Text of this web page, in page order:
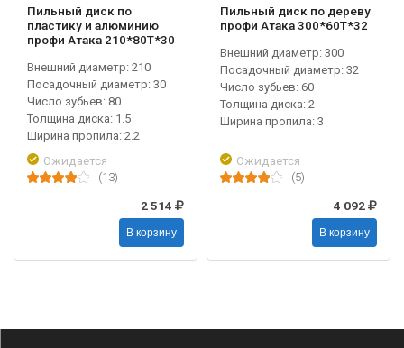
Пильный диск по
пластику и алюминию
профи Атака 210*80T*30
Внешний диаметр: 210
Посадочный диаметр: 30
Число зубьев: 80
Толщина диска: 1.5
Ширина пропила: 2.2
Ожидается
(13)
2 514
В корзину
Пильный диск по дереву
профи Атака 300*60T*32
Внешний диаметр: 300
Посадочный диаметр: 32
Число зубьев: 60
Толщина диска: 2
Ширина пропила: 3
Ожидается
(5)
4 092
В корзину